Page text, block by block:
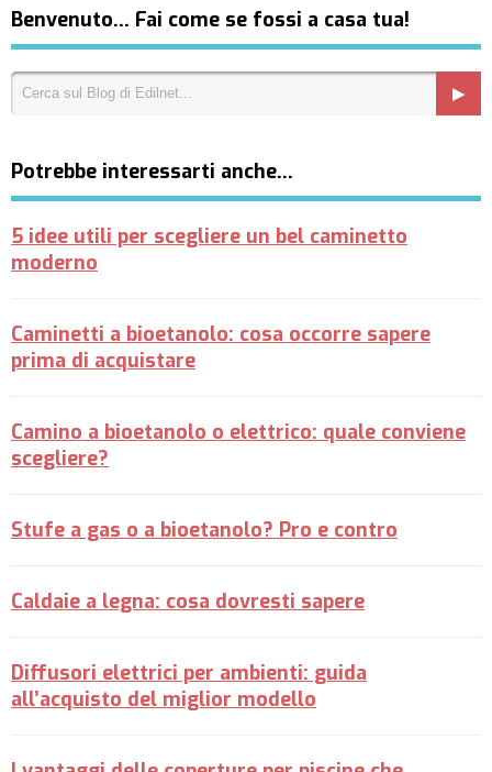
Benvenuto… Fai come se fossi a casa tua!
Potrebbe interessarti anche…
5 idee utili per scegliere un bel caminetto
moderno
Caminetti a bioetanolo: cosa occorre sapere
prima di acquistare
Camino a bioetanolo o elettrico: quale conviene
scegliere?
Stufe a gas o a bioetanolo? Pro e contro
Caldaie a legna: cosa dovresti sapere
Diffusori elettrici per ambienti: guida
all’acquisto del miglior modello